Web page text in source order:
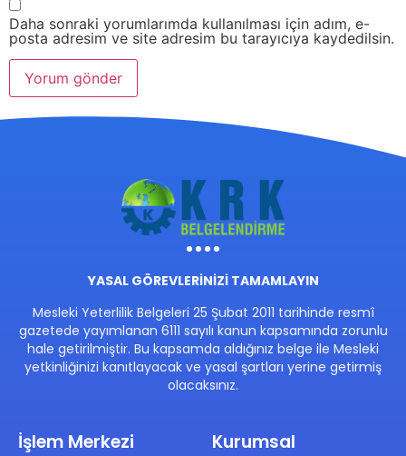
Daha sonraki yorumlarımda kullanılması için adım, e-
posta adresim ve site adresim bu tarayıcıya kaydedilsin.
YASAL GÖREVLERİNİZİ TAMAMLAYIN
Mesleki Yeterlilik Belgeleri 25 Şubat 2011 tarihinde resmî
gazetede yayımlanan 6111 sayılı kanun kapsamında zorunlu
hale getirilmiştir. Bu kapsamda aldığınız belge ile Mesleki
yetkinliğinizi kanıtlayacak ve yasal şartları yerine getirmiş
olacaksınız.
İşlem Merkezi Kurumsal